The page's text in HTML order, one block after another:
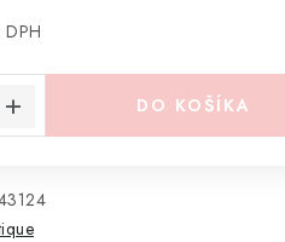
DO KOŠÍKA